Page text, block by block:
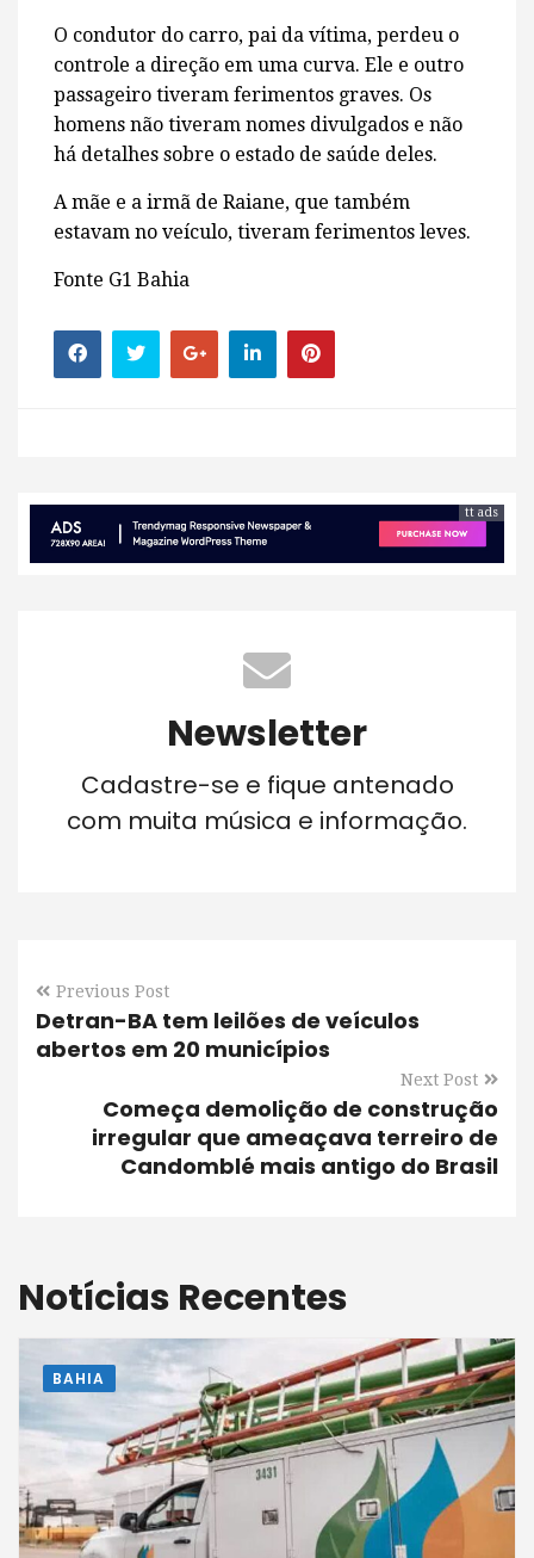
O condutor do carro, pai da vítima, perdeu o
controle a direção em uma curva. Ele e outro
passageiro tiveram ferimentos graves. Os
homens não tiveram nomes divulgados e não
há detalhes sobre o estado de saúde deles.
A mãe e a irmã de Raiane, que também
estavam no veículo, tiveram ferimentos leves.
Fonte G1 Bahia
tt ads
Newsletter
Cadastre-se e fique antenado
com muita música e informação.
Previous Post
Detran-BA tem leilões de veículos
abertos em 20 municípios
Next Post
Começa demolição de construção
irregular que ameaçava terreiro de
Candomblé mais antigo do Brasil
Notícias Recentes
BAHIA